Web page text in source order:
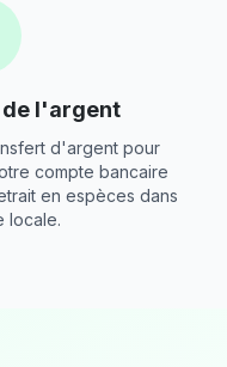
de l'argent
d'argent pour
compte bancaire
en espèces dans
locale.